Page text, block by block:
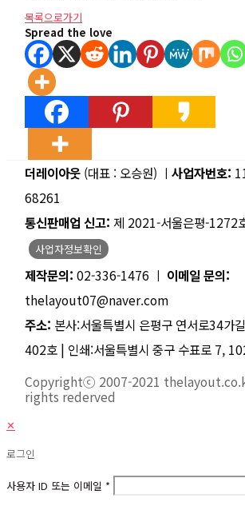
목록으로가기
Spread the love
더레이아웃 (대표 : 오승원) ㅣ 사업자번호:
68261
통신판매업 신고: 제 2021-서울은평-1272
사업자정보확인
제작문의: 02-336-1476 ㅣ 이메일 문의:
thelayout07@naver.com
주소: 본사:서울특별시 은평구 연서로34가
402호 | 인쇄:서울특별시 중구 수표로 7,
Copyrightⓒ 2007-2021
rights rederved
✕
로그인
사용자 ID 또는 이메일 *